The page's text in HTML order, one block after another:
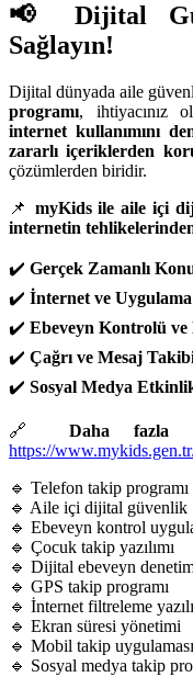
📢 Dijital
Sağlayın!
Dijital dünyada aile
programı, ihtiyacınız
internet kullanımını
zararlı içeriklerden
çözümlerden biridir.
📌 myKids ile aile içi
internetin
✔️ Gerçek Zamanlı
✔️ İnternet ve
✔️ Ebeveyn Kontrolü
✔️ Çağrı ve Mesaj
✔️ Sosyal Medya
🔗Daha fazla
https://
🔹 Telefon takip programı
🔹 Aile içi dijital güvenlik
🔹 Ebeveyn kontrol
🔹 Çocuk takip yazılımı
🔹 Dijital ebeveyn
🔹 GPS takip programı
🔹 İnternet filtreleme
🔹 Ekran süresi yönetimi
🔹 Mobil takip uygulaması
🔹 Sosyal medya takip